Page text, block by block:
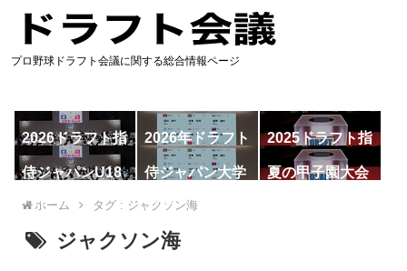
プロ野球ドラフト会議に関する総合情報ページ
2026ドラフト指
名予想
2026年ドラフト
候補
2025ドラフト指
名一覧
侍ジャパンU18
代表
侍ジャパン大学
代表
夏の甲子園大会
ホーム タグ : ジャクソン海
ジャクソン海